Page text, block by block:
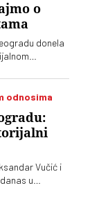
o
donela
oružje koje
Vučić i
je reč
odnosima
Vučić i
u